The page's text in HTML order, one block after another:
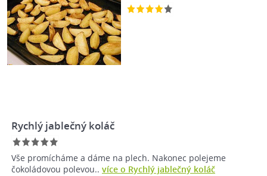
Rychlý jablečný koláč
Vše promícháme a dáme na plech. Nakonec polejeme
čokoládovou polevou.. více o Rychlý jablečný koláč